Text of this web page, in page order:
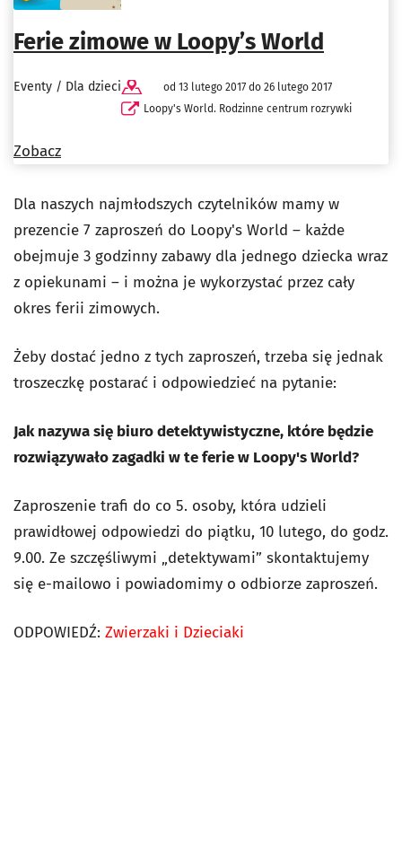
Ferie zimowe w Loopy’s World
Eventy / Dla dzieci
od 13 lutego 2017 do 26 lutego 2017
Loopy's World. Rodzinne centrum rozrywki
Zobacz
Dla naszych najmłodszych czytelników mamy w
prezencie 7 zaproszeń do Loopy's World – każde
obejmuje 3 godzinny zabawy dla jednego dziecka wraz
z opiekunami – i można je wykorzystać przez cały
okres ferii zimowych.
Żeby dostać jedno z tych zaproszeń, trzeba się jednak
troszeczkę postarać i odpowiedzieć na pytanie:
Jak nazywa się biuro detektywistyczne, które będzie
rozwiązywało zagadki w te ferie w Loopy's World?
Zaproszenie trafi do co 5. osoby, która udzieli
prawidłowej odpowiedzi do piątku, 10 lutego, do godz.
9.00. Ze szczęśliwymi „detektywami” skontaktujemy
się e-mailowo i powiadomimy o odbiorze zaproszeń.
ODPOWIEDŹ: Zwierzaki i Dzieciaki